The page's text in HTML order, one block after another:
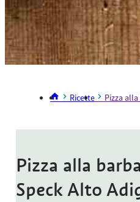
Ricette Pizza
Pizza alla
Speck Alto